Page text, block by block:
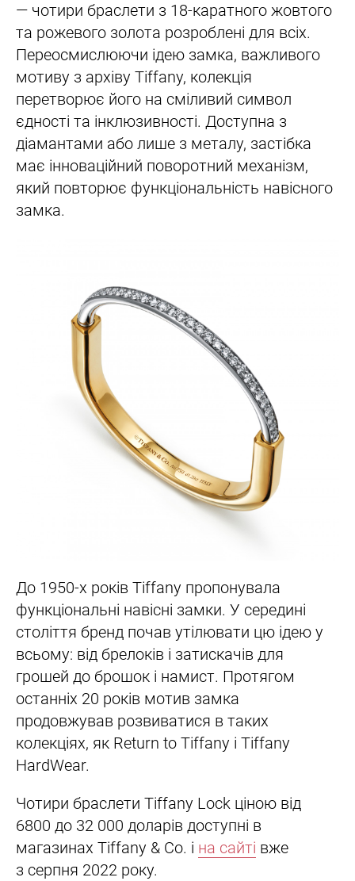
— чотири браслети з 18-каратного жовтого
та рожевого золота розроблені для всіх.
Переосмислюючи ідею замка, важливого
мотиву з архіву Tiffany, колекція
перетворює його на сміливий символ
єдності та інклюзивності. Доступна з
діамантами або лише з металу, застібка
має інноваційний поворотний механізм,
який повторює функціональність навісного
замка.
До 1950-х років Tiffany пропонувала
функціональні навісні замки. У середині
століття бренд почав утілювати цю ідею у
всьому: від брелоків і затискачів для
грошей до брошок і намист. Протягом
останніх 20 років мотив замка
продовжував розвиватися в таких
колекціях, як Return to Tiffany і Tiffany
HardWear.
Чотири браслети Tiffany Lock ціною від
6800 до 32 000 доларів доступні в
магазинах Tiffany & Co. і на сайті вже
з серпня 2022 року.